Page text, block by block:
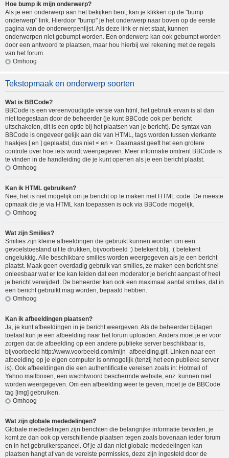
Hoe bump ik mijn onderwerp?
Als je een onderwerp aan het bekijken bent, kan je klikken op de "bump
onderwerp" link. Hierdoor "bump" je het onderwerp naar boven op de eerste
pagina van de onderwerpenlijst. Als deze link er niet staat, kunnen
onderwerpen niet gebumpt worden. Een onderwerp kan ook gebumpt worden
door een antwoord te plaatsen, maar hou hierbij wel rekening met de regels
van het forum.
Omhoog
Tekstopmaak en onderwerp soorten
Wat is BBCode?
BBCode is een vereenvoudigde versie van html, het gebruik ervan is al dan
niet toegestaan door de beheerder (je kunt BBCode ook per bericht
uitschakelen, dit is een optie bij het plaatsen van je bericht). De syntax van
BBCode is ongeveer gelijk aan die van HTML, tags worden tussen vierkante
haakjes [ en ] geplaatst, dus niet < en >. Daarnaast geeft het een grotere
controle over hoe iets wordt weergegeven. Meer informatie omtrent BBCode is
te vinden in de handleiding die je kunt openen als je een bericht plaatst.
Omhoog
Kan ik HTML gebruiken?
Nee, het is niet mogelijk om je bericht op te maken met HTML code. De meeste
opmaak die je via HTML kan toepassen is ook via BBCode mogelijk.
Omhoog
Wat zijn Smilies?
Smilies zijn kleine afbeeldingen die gebruikt kunnen worden om een
gevoelstoestand uit te drukken, bijvoorbeeld :) betekent blij, :( betekent
ongelukkig. Alle beschikbare smilies worden weergegeven als je een bericht
plaatst. Maak geen overdadig gebruik van smilies, ze maken een bericht snel
onleesbaar wat er toe kan leiden dat een moderator je bericht aanpast of heel
je bericht verwijdert. De beheerder kan ook een maximaal aantal smilies, dat in
een bericht gebruikt mag worden, bepaald hebben.
Omhoog
Kan ik afbeeldingen plaatsen?
Ja, je kunt afbeeldingen in je bericht weergeven. Als de beheerder bijlagen
toelaat kun je een afbeelding naar het forum uploaden. Anders moet je er voor
zorgen dat de afbeelding op een andere publieke server beschikbaar is,
bijvoorbeeld http://www.voorbeeld.com/mijn_afbeelding.gif. Linken naar een
afbeelding op je eigen computer is onmogelijk (tenzij het een publieke server
is). Ook afbeeldingen die een authentificatie vereisen zoals in: Hotmail of
Yahoo mailboxen, een wachtwoord beschermde website, enz. kunnen niet
worden weergegeven. Om een afbeelding weer te geven, moet je de BBCode
tag [img] gebruiken.
Omhoog
Wat zijn globale mededelingen?
Globale mededelingen zijn berichten die belangrijke informatie bevatten, je
komt ze dan ook op verschillende plaatsen tegen zoals bovenaan ieder forum
en in het gebruikerspaneel. Of je al dan niet globale mededelingen kan
plaatsen hangt af van de vereiste permissies, deze zijn ingesteld door de